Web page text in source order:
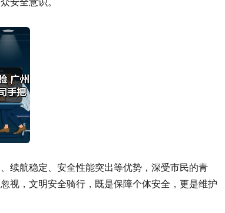
续航稳定、安全性能突出等优势，深受市民的青
视，文明安全骑行，既是保障个体安全，更是维护